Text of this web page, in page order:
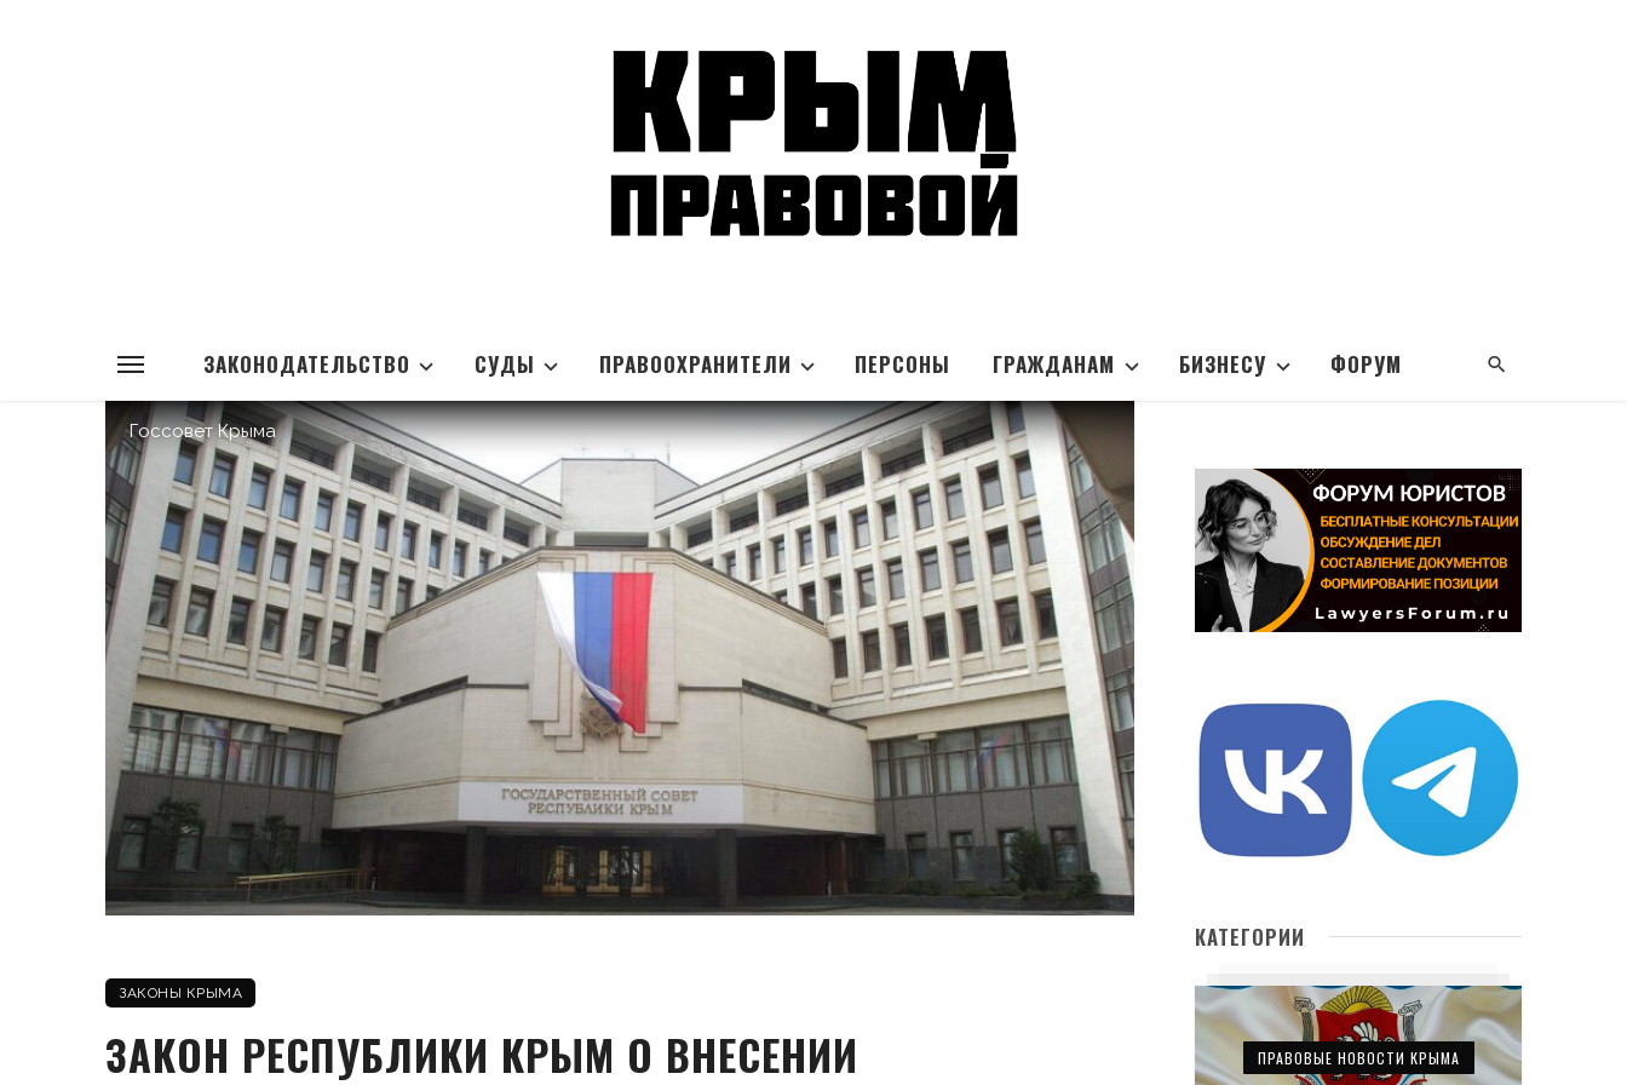
ЗАКОНОДАТЕЛЬСТВО СУДЫ ПРАВООХРАНИТЕЛИ ПЕРСОНЫ ГРАЖДАНАМ БИЗНЕСУ ФОРУМ
Госсовет Крыма
ЗАКОНЫ КРЫМА
ЗАКОН РЕСПУБЛИКИ КРЫМ О ВНЕСЕНИИ
КАТЕГОРИИ
ПРАВОВЫЕ НОВОСТИ КРЫМА